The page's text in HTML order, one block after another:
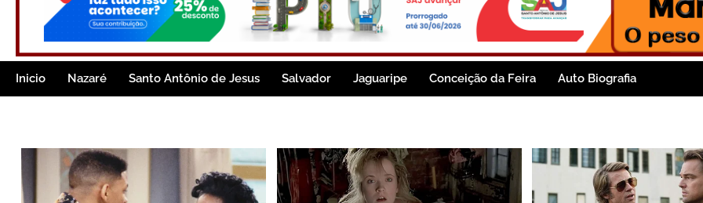
Inicio Nazaré Santo Antônio de Jesus Salvador Jaguaripe Conceição da Feira Auto Biografia